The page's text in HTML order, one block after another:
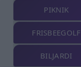
PIKNIK
FRISBEEGOLF
BILJARDI